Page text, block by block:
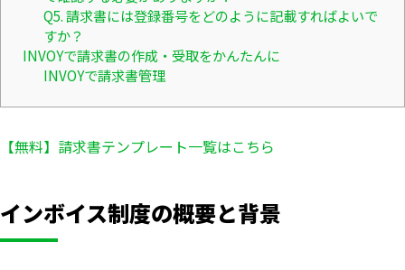
Q5. 請求書には登録番号をどのように記載すればよいで
すか？
INVOYで請求書の作成・受取をかんたんに
INVOYで請求書管理
【無料】請求書テンプレート一覧はこちら
インボイス制度の概要と背景